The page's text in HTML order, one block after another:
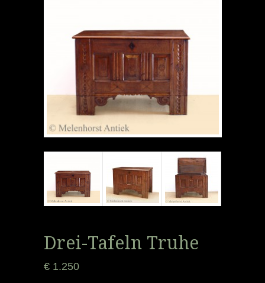
Drei-Tafeln Truhe
€ 1.250